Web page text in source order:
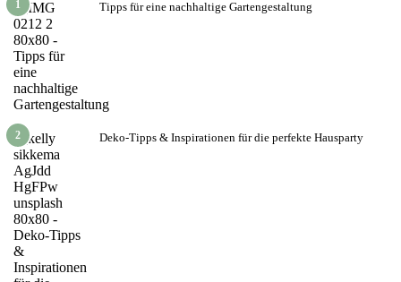
1 Tipps für eine nachhaltige Gartengestaltung
2 Deko-Tipps & Inspirationen für die perfekte Hausparty